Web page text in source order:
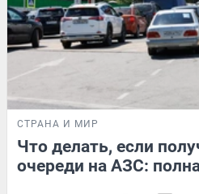
СТРАНА И МИР
Что делать, если
очереди на АЗС: